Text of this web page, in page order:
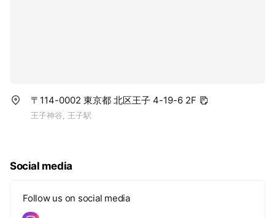
〒114-0002 東京都 北区王子 4-19-6 2F
王子神谷, 王子駅
Social media
Follow us on social media